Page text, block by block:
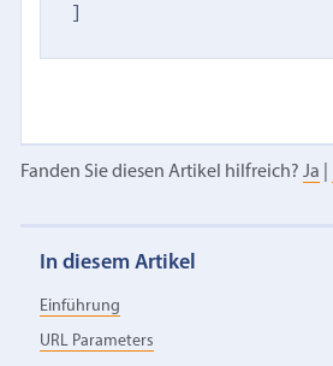
]
Fanden Sie diesen Artikel hilfreich? Ja
In diesem Artikel
Einführung
URL Parameters